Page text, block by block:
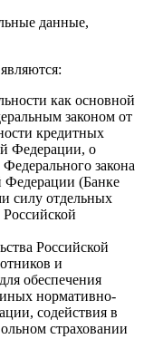
данные,
как основной
законом от
кредитных
Федерации, о
закона
Федерации (Банке
силу отдельных
Российской
и
обеспечения
нормативно-
содействия в
страховании